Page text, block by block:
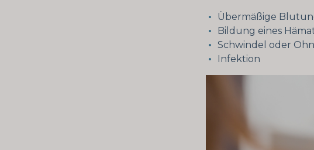
Übermäßige
Bildung eines
Schwindel oder
Infektion